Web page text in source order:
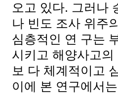
오고 있다. 그러나
나 빈도 조사 위주
심층적인 연 구는
시키고 해양사고
보 다 체계적이고
이에 본 연구에서